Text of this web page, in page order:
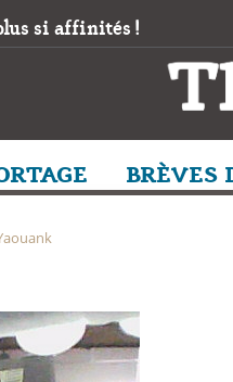
si affinités !
BRÈVES